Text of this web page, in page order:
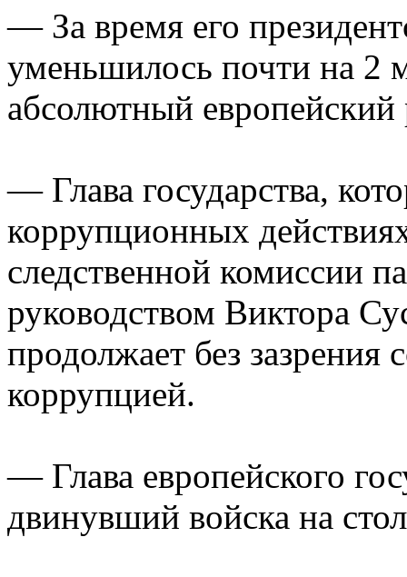
— За время его
уменьшилось почти на 2
абсолютный европейский
— Глава государства,
коррупционных
следственной комиссии
руководством Виктора
продолжает без зазрения
коррупцией.
— Глава европейского
двинувший войска на